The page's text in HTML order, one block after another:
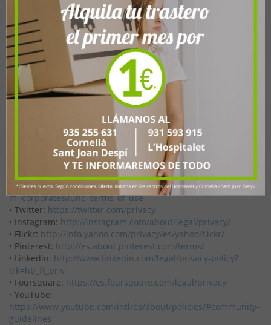
TRASTEROSBCN, S.L. utilizará la Red Social para publicitar sus
productos y servicios, en todo caso, si decide tratar sus datos
de contacto para realizar acciones directas de prospección
comercial, será siempre, cumpliendo con las exigencias
legales del RGPD y de la LSSI-CE.
No se considerará publicidad el hecho de recomendar a otros
usuarios la página de TRASTEROSBCN, S.L. para que también
ellos puedan disfrutar de las promociones o estar informados
A continuación detallamos el enlace a la política de
privacidad de la Red Social:
https://www.facebook.com/help/323540651073243/
• Tuenti:https://m.tuenti.com/?
m=corporate&func=terms_of_use
• Twitter: https://twitter.com/privacy
• Instagram: http://instagram.com/about/legal/privacy/
• Flickr: http://info.yahoo.com/privacy/es/yahoo/flickr/
• Pinterest: http://es.about.pinterest.com/terms/
• Linkedin: http://www.linkedin.com/legal/privacy-policy?
trk=hb_ft_priv
• Foursquare: https://es.foursquare.com/legal/privacy
• YouTube:
https://www.youtube.com/intl/es/about/policies/#community-
guidelines